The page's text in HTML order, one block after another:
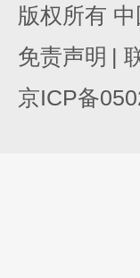
版权所有
免责声明 |
京ICP备